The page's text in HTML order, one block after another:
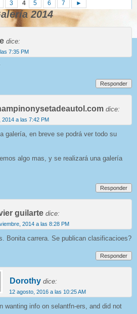
3 4 5 6 7 ►
2014
dice:
7:35 PM
Responder
dice:
2014 a las 7:42 PM
galería, en breve se podrá ver todo su
algo mas, y se realizará una galería
Responder
guilarte dice:
2014 a las 8:28 PM
Bonita carrera. Se publican clasificacioes?
Responder
Dorothy dice:
12 agosto, 2016 a las 10:25 AM
wanting info on selantfn-ers, and did not